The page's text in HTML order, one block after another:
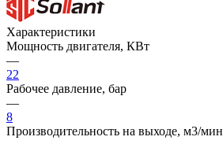
Характеристики
Мощность двигателя, КВт
—
22
Рабочее давление, бар
—
8
Производительность на выходе, м3/мин